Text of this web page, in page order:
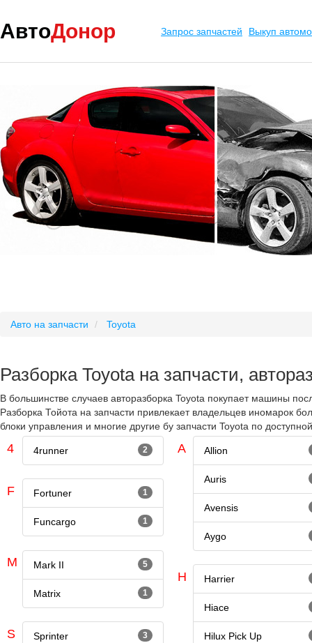
Запрос запчастей Выкуп
АвтоДонор
Авто на запчасти Toyota
Разборка Toyota на запчасти,
В большинстве случаев авторазборка Toyota покупает машины
Разборка Тойота на запчасти привлекает владельцев иномарок
блоки управления и многие другие бу запчасти Toyota по
4 4runner 2
F Fortuner 1
Funcargo 1
M Mark II 5
Matrix 1
S Sprinter 3
A Allion
Auris
Avensis
Aygo
H Harrier
Hiace
Hilux Pick Up